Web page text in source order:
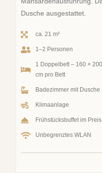
Dusche ausgestattet.
ca. 21 m²
1–2 Personen
1 Doppelbett – 160 ×
cm pro Bett
Badezimmer mit Dusche
Klimaanlage
Frühstücksbuffet im
Unbegrenztes WLAN